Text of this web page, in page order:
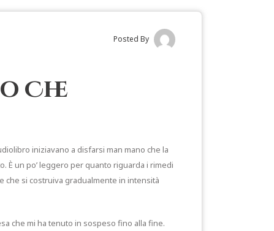
Posted By
Che
iniziavano a disfarsi man mano che la
È un po’ leggero per quanto riguarda i rimedi
che si costruiva gradualmente in intensità
che mi ha tenuto in sospeso fino alla fine.